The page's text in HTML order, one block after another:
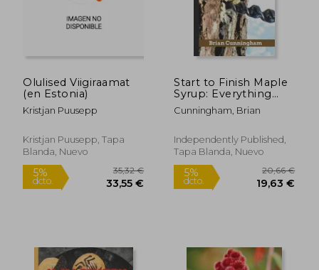
dcto. 35,06 € dcto.
Olulised Viigiraamat
(en Estonia)
Kristjan Puusepp
Kristjan Puusepp, Tapa
Blanda, Nuevo
Start to Finish Maple
Syrup: Everything
you need to know to
make DIY Maple
(en Inglés)
Cunningham, Brian
Independently Published,
Tapa Blanda, Nuevo